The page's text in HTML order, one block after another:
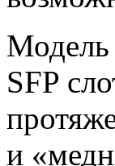
Модель
SFP
и